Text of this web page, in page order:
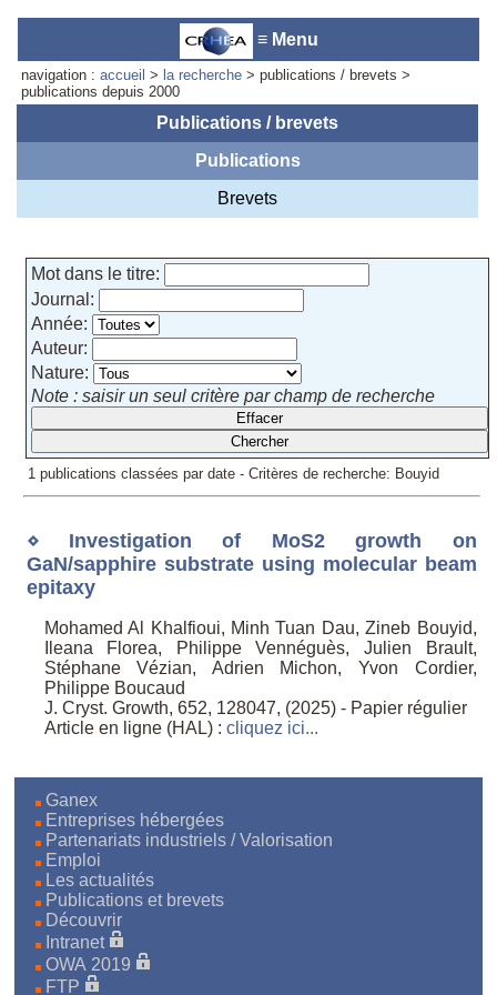
≡ Menu
navigation :accueil > la recherche > publications / brevets >
publications depuis 2000
Publications / brevets
Publications
Brevets
Mot dans le titre:
Journal:
Année:
Auteur:
Nature:
Note : saisir un seul critère par champ de recherche
1 publications classées par date - Critères de recherche: Bouyid
⋄ Investigation of MoS2 growth on
GaN/sapphire substrate using molecular beam
epitaxy
Mohamed Al Khalfioui, Minh Tuan Dau, Zineb Bouyid,
Ileana Florea, Philippe Vennéguès, Julien Brault,
Stéphane Vézian, Adrien Michon, Yvon Cordier,
Philippe Boucaud
J. Cryst. Growth, 652, 128047, (2025) - Papier régulier
Article en ligne (HAL) : cliquez ici...
Ganex
Entreprises hébergées
Partenariats industriels / Valorisation
Emploi
Les actualités
Publications et brevets
Découvrir
Intranet
OWA 2019
FTP
Accueil du laboratoire :
Marie Cornuet
Téléphone: +33 4 93 95 42 00